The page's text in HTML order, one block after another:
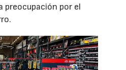
preocupación por el